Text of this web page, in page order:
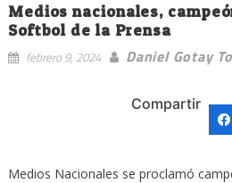
Medios nacionales,
Softbol de la Prensa
febrero 9, 2024 Daniel Gotay
Compartir
Medios Nacionales se proclamó